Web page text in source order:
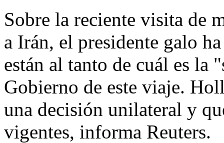
Sobre la reciente visita de
a Irán, el presidente galo
están al tanto de cuál es la
Gobierno de este viaje.
una decisión unilateral y
vigentes, informa Reuters.